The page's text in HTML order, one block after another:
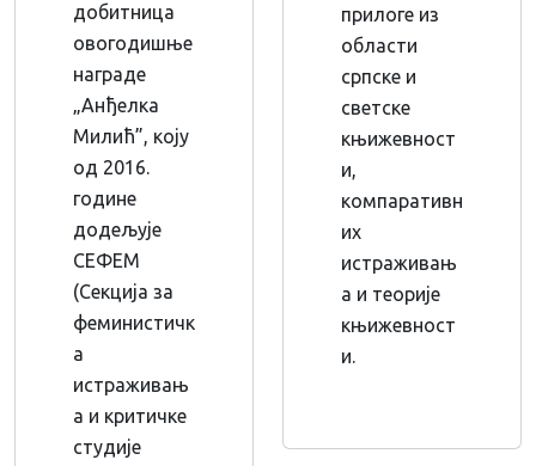
прилоге из
области
српске и
светске
књижевност
и,
компаративн
их
истраживањ
а и теорије
књижевност
и.
добитница
овогодишње
награде
„Анђелка
Милић”, коју
од 2016.
године
додељује
СЕФЕМ
(Секција за
феминистичк
а
истраживањ
а и критичке
студије